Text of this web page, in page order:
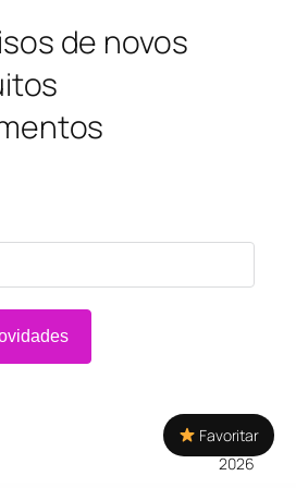
de novos
2026
Favoritar